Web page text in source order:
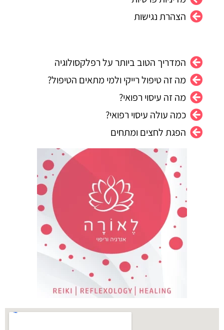
הצהרת נגישות
המדריך הטוב ביותר על רפלקסולוגיה
מה זה טיפול רייקי ולמי מתאים הטיפול?
מה זה עיסוי רפואי?
כמה עולה עיסוי רפואי?
הפגת לחצים ומתחים